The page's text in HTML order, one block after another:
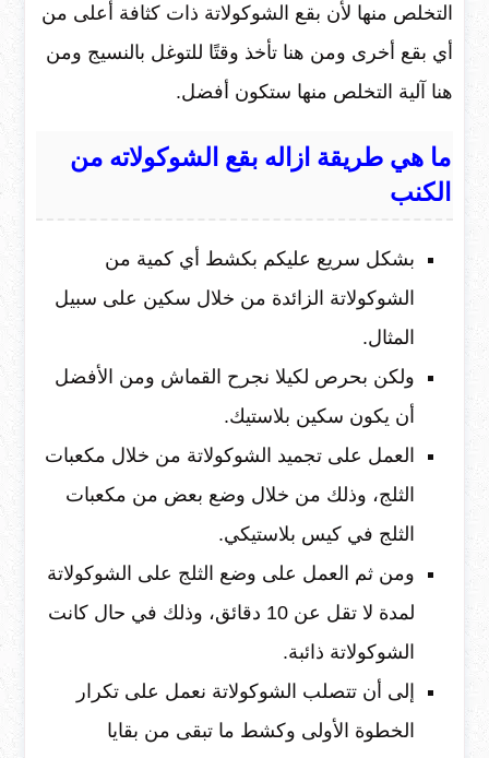
التخلص منها لأن بقع الشوكولاتة ذات كثافة أعلى من
أي بقع أخرى ومن هنا تأخذ وقتًا للتوغل بالنسيج ومن
هنا آلية التخلص منها ستكون أفضل.
ما هي طريقة ازاله بقع الشوكولاته من
الكنب
بشكل سريع عليكم بكشط أي كمية من
الشوكولاتة الزائدة من خلال سكين على سبيل
المثال.
ولكن بحرص لكيلا نجرح القماش ومن الأفضل
أن يكون سكين بلاستيك.
العمل على تجميد الشوكولاتة من خلال مكعبات
الثلج، وذلك من خلال وضع بعض من مكعبات
الثلج في كيس بلاستيكي.
ومن ثم العمل على وضع الثلج على الشوكولاتة
لمدة لا تقل عن 10 دقائق، وذلك في حال كانت
الشوكولاتة ذائبة.
إلى أن تتصلب الشوكولاتة نعمل على تكرار
الخطوة الأولى وكشط ما تبقى من بقايا